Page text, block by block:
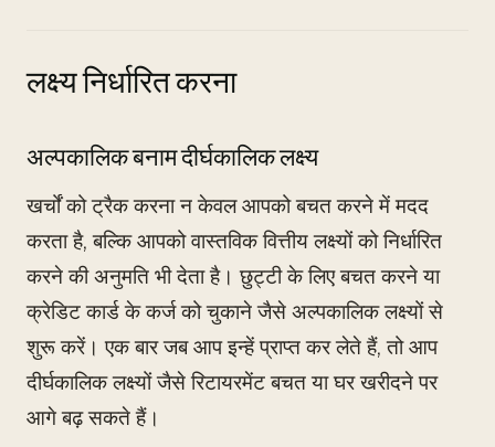
लक्ष्य निर्धारित करना
अल्पकालिक बनाम दीर्घकालिक लक्ष्य
खर्चों को ट्रैक करना न केवल आपको बचत करने में मदद
करता है, बल्कि आपको वास्तविक वित्तीय लक्ष्यों को निर्धारित
करने की अनुमति भी देता है। छुट्टी के लिए बचत करने या
क्रेडिट कार्ड के कर्ज को चुकाने जैसे अल्पकालिक लक्ष्यों से
शुरू करें। एक बार जब आप इन्हें प्राप्त कर लेते हैं, तो आप
दीर्घकालिक लक्ष्यों जैसे रिटायरमेंट बचत या घर खरीदने पर
आगे बढ़ सकते हैं।